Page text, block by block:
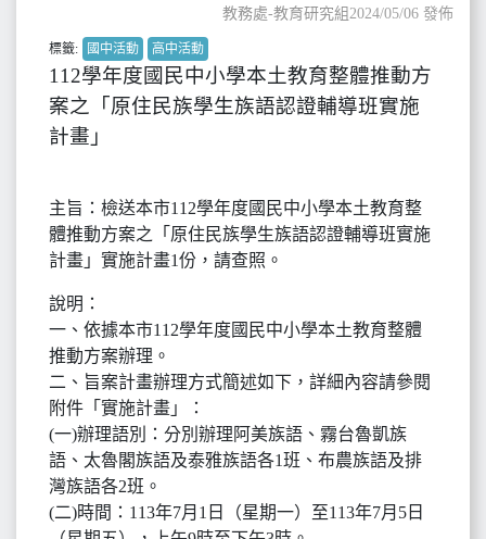
教務處-教育研究組2024/05/06 發佈
標籤: 國中活動 高中活動
112學年度國民中小學本土教育整體推動方
案之「原住民族學生族語認證輔導班實施
計畫」
主旨：檢送本市112學年度國民中小學本土教育整
體推動方案之「原住民族學生族語認證輔導班實施
計畫」實施計畫1份，請查照。
說明：
一、依據本市112學年度國民中小學本土教育整體
推動方案辦理。
二、旨案計畫辦理方式簡述如下，詳細內容請參閱
附件「實施計畫」：
(一)辦理語別：分別辦理阿美族語、霧台魯凱族
語、太魯閣族語及泰雅族語各1班、布農族語及排
灣族語各2班。
(二)時間：113年7月1日（星期一）至113年7月5日